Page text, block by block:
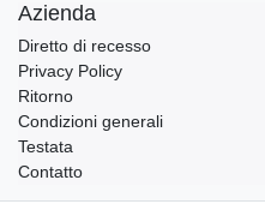
Azienda
Diretto di recesso
Privacy Policy
Ritorno
Condizioni generali
Testata
Contatto